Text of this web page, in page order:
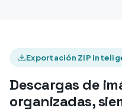
Exportación ZIP
Descargas de
organizadas,